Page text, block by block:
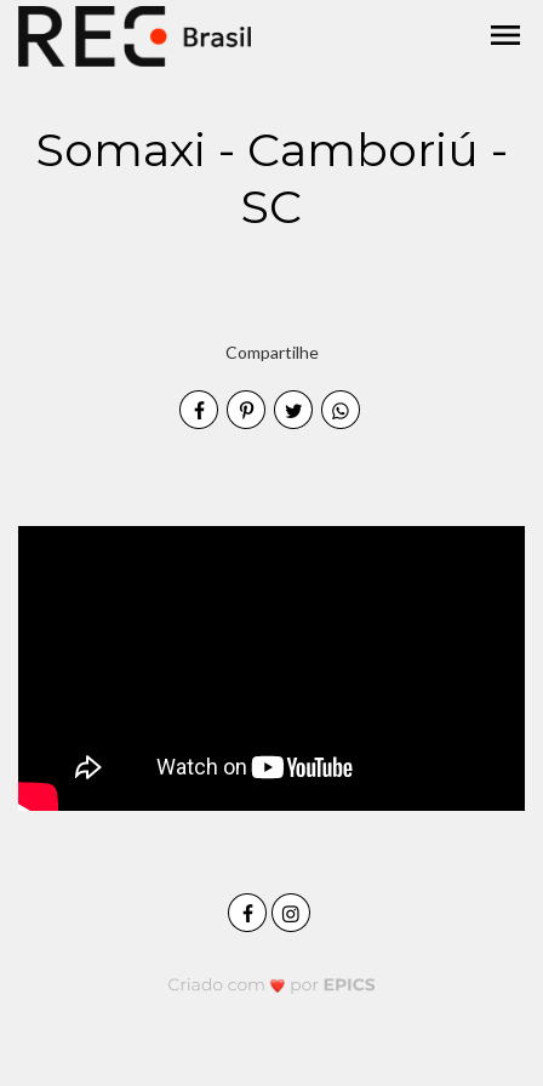
menu
Somaxi - Camboriú -
SC
Compartilhe